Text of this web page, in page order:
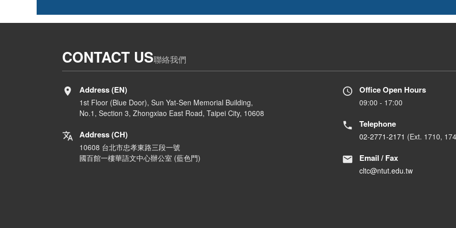
CONTACT US聯絡我們
Address (EN)
1st Floor (Blue Door), Sun Yat-Sen Memorial Building,
No.1, Section 3, Zhongxiao East Road, Taipei City, 10608
Address (CH)
10608 台北市忠孝東路三段一號
國百館一樓華語文中心辦公室 (藍色門)
Office Open Hours
09:00 - 17:00
Telephone
02-2771-2171 (Ext. 1710,
Email / Fax
cltc@ntut.edu.tw